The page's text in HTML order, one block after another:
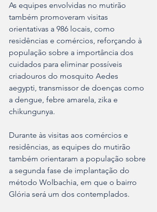
As equipes envolvidas no mutirão
também promoveram visitas
orientativas a 986 locais, como
residências e comércios, reforçando à
população sobre a importância dos
cuidados para eliminar possíveis
criadouros do mosquito Aedes
aegypti, transmissor de doenças como
a dengue, febre amarela, zika e
chikungunya.
Durante às visitas aos comércios e
residências, as equipes do mutirão
também orientaram a população sobre
a segunda fase de implantação do
método Wolbachia, em que o bairro
Glória será um dos contemplados.